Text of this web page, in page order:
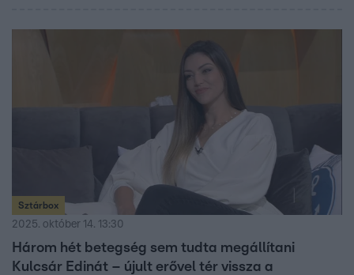
Sztárbox
2025. október 14. 13:30
Három hét betegség sem tudta megállítani
Kulcsár Edinát – újult erővel tér vissza a